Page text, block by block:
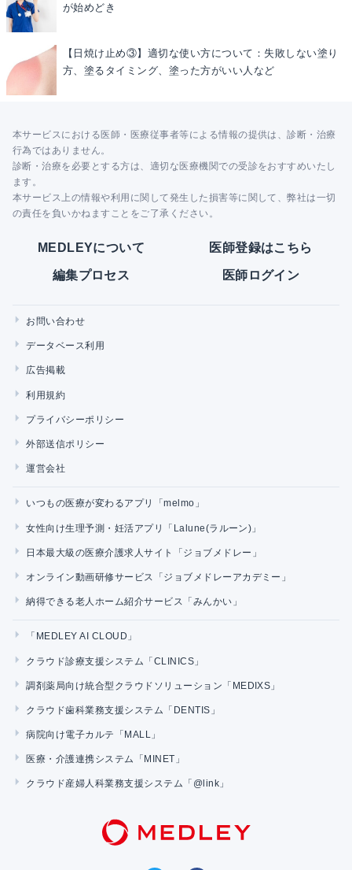
が始めどき
【日焼け止め③】適切な使い方について：失敗しない塗り
方、塗るタイミング、塗った方がいい人など
本サービスにおける医師・医療従事者等による情報の提供は、診断・治療
行為ではありません。
診断・治療を必要とする方は、適切な医療機関での受診をおすすめいたし
ます。
本サービス上の情報や利用に関して発生した損害等に関して、弊社は一切
の責任を負いかねますことをご了承ください。
MEDLEYについて 医師登録はこちら
編集プロセス 医師ログイン
お問い合わせ
データベース利用
広告掲載
利用規約
プライバシーポリシー
外部送信ポリシー
運営会社
いつもの医療が変わるアプリ「melmo」
女性向け生理予測・妊活アプリ「Lalune(ラルーン)」
日本最大級の医療介護求人サイト「ジョブメドレー」
オンライン動画研修サービス「ジョブメドレーアカデミー」
納得できる老人ホーム紹介サービス「みんかい」
「MEDLEY AI CLOUD」
クラウド診療支援システム「CLINICS」
調剤薬局向け統合型クラウドソリューション「MEDIXS」
クラウド歯科業務支援システム「DENTIS」
病院向け電子カルテ「MALL」
医療・介護連携システム「MINET」
クラウド産婦人科業務支援システム「@link」